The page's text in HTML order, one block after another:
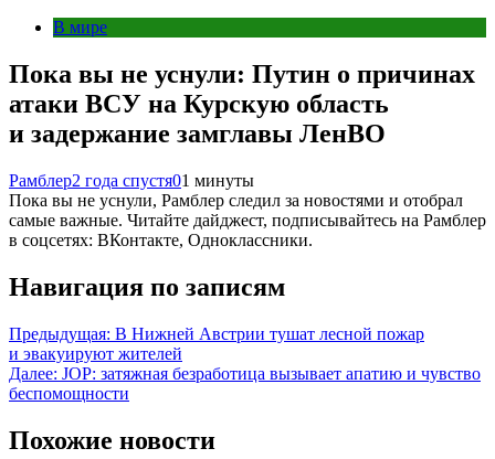
В мире
Пока вы не уснули: Путин о причинах
атаки ВСУ на Курскую область
и задержание замглавы ЛенВО
Рамблер2 года спустя01 минуты
Пока вы не уснули, Рамблер следил за новостями и отобрал
самые важные. Читайте дайджест, подписывайтесь на Рамблер
в соцсетях: ВКонтакте, Одноклассники.
Навигация по записям
Предыдущая: В Нижней Австрии тушат лесной пожар
и эвакуируют жителей
Далее: JOP: затяжная безработица вызывает апатию и чувство
беспомощности
Похожие новости